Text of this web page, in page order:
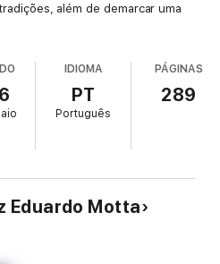
além de demarcar uma
IDIOMA
PT
Português
PÁGINAS
289
Eduardo Motta